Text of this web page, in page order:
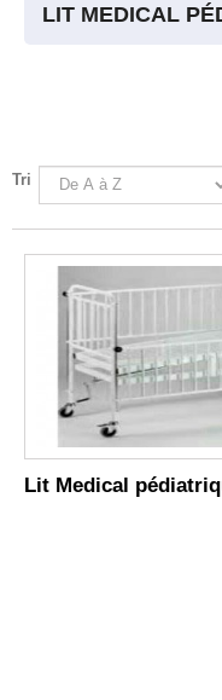
LIT MEDICAL
Tri
Lit Medical